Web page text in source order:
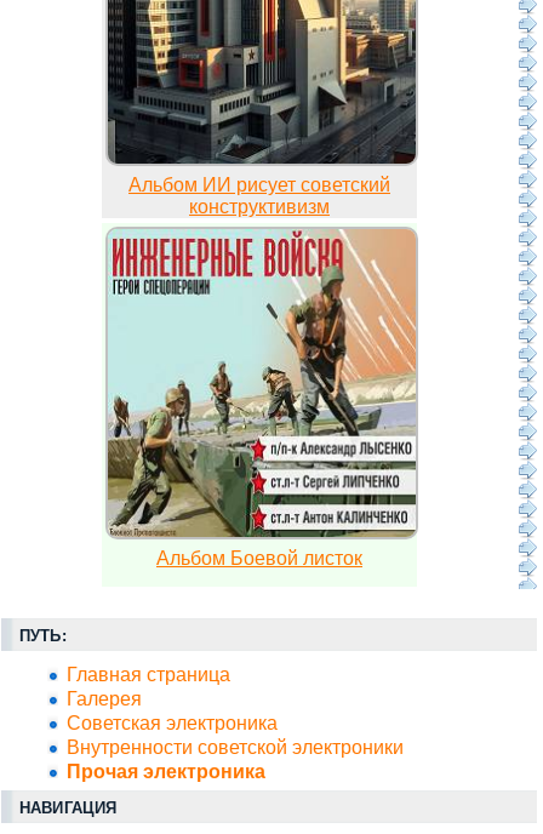
Альбом ИИ рисует советский
конструктивизм
Альбом Боевой листок
ПУТЬ:
Главная страница
Галерея
Советская электроника
Внутренности советской электроники
Прочая электроника
НАВИГАЦИЯ